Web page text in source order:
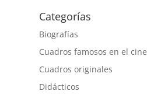
Categorías
Biografías
Cuadros famosos en el cine
Cuadros originales
Didácticos